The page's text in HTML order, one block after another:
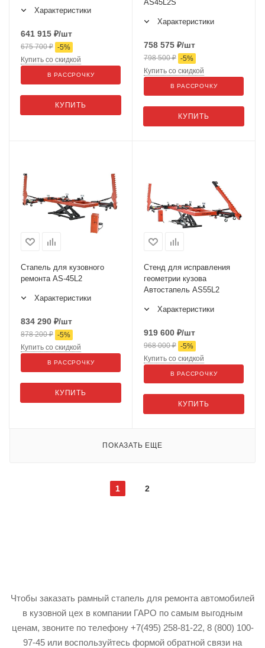
Характеристики
641 915 ₽/шт
675 700₽ -5%
КУПИТЬ
Купить со скидкой
В РАССРОЧКУ
AS45L2S
Характеристики
758 575 ₽/шт
798 500₽ -5%
КУПИТЬ
Купить со скидкой
В РАССРОЧКУ
Стапель для кузовного
ремонта AS-45L2
Характеристики
834 290 ₽/шт
878 200₽ -5%
КУПИТЬ
Купить со скидкой
В РАССРОЧКУ
Стенд для исправления
геометрии кузова
Автостапель AS55L2
Характеристики
919 600 ₽/шт
968 000₽ -5%
КУПИТЬ
Купить со скидкой
В РАССРОЧКУ
ПОКАЗАТЬ ЕЩЕ
1 2
Чтобы заказать рамный стапель для ремонта автомобилей
в кузовной цех в компании ГАРО по самым выгодным
ценам, звоните по телефону +7(495) 258-81-22, 8 (800) 100-
97-45 или воспользуйтесь формой обратной связи на